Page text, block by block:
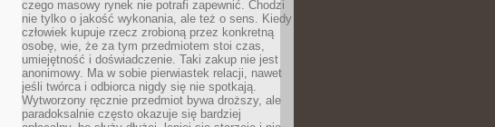
czego masowy rynek nie potrafi zapewnić. Chodzi
nie tylko o jakość wykonania, ale też o sens. Kiedy
człowiek kupuje rzecz zrobioną przez konkretną
osobę, wie, że za tym przedmiotem stoi czas,
umiejętność i doświadczenie. Taki zakup nie jest
anonimowy. Ma w sobie pierwiastek relacji, nawet
jeśli twórca i odbiorca nigdy się nie spotkają.
Wytworzony ręcznie przedmiot bywa droższy, ale
paradoksalnie często okazuje się bardziej